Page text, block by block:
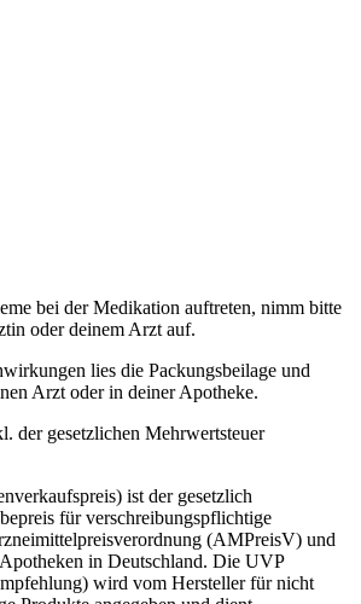
bei der Medikation auftreten, nimm bitte
oder deinem Arzt auf.
lies die Packungsbeilage und
Arzt oder in deiner Apotheke.
der gesetzlichen Mehrwertsteuer
ist der gesetzlich
für verschreibungspflichtige
(AMPreisV) und
in Deutschland. Die UVP
wird vom Hersteller für nicht